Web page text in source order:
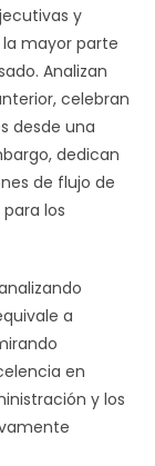
y
mayor parte
Analizan
celebran
desde una
dedican
de flujo de
los
a
en
y los